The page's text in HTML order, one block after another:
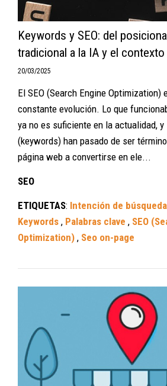
Keywords y SEO: del
tradicional a la IA y el contexto
20/03/2025
El SEO (Search Engine Optimization)
constante evolución. Lo que
ya no es suficiente en la actualidad,
(keywords) han pasado de ser
página web a convertirse en ele...
SEO
ETIQUETAS: Intención de
Keywords , Palabras clave , SEO
Optimization) , Seo on-page